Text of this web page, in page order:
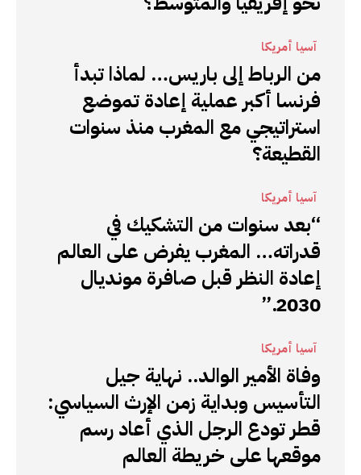
آسيا أمريكا
من الرباط إلى باريس… لماذا تبدأ
فرنسا أكبر عملية إعادة تموضع
استراتيجي مع المغرب منذ سنوات
القطيعة؟
آسيا أمريكا
“بعد سنوات من التشكيك في
قدراته… المغرب يفرض على العالم
إعادة النظر قبل صافرة مونديال
2030.”
آسيا أمريكا
وفاة الأمير الوالد.. نهاية جيل
التأسيس وبداية زمن الإرث السياسي:
قطر تودع الرجل الذي أعاد رسم
موقعها على خريطة العالم